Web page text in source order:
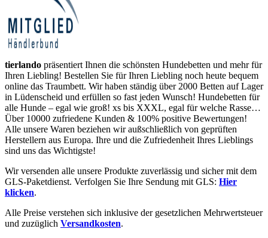
tierlando präsentiert Ihnen die schönsten Hundebetten und mehr für
Ihren Liebling! Bestellen Sie für Ihren Liebling noch heute bequem
online das Traumbett. Wir haben ständig über 2000 Betten auf Lager
in Lüdenscheid und erfüllen so fast jeden Wunsch! Hundebetten für
alle Hunde – egal wie groß! xs bis XXXL, egal für welche Rasse…
Über 10000 zufriedene Kunden & 100% positive Bewertungen!
Alle unsere Waren beziehen wir außschließlich von geprüften
Herstellern aus Europa. Ihre und die Zufriedenheit Ihres Lieblings
sind uns das Wichtigste!
Wir versenden alle unsere Produkte zuverlässig und sicher mit dem
GLS-Paketdienst. Verfolgen Sie Ihre Sendung mit GLS: Hier
klicken.
Alle Preise verstehen sich inklusive der gesetzlichen Mehrwertsteuer
und zuzüglich Versandkosten.